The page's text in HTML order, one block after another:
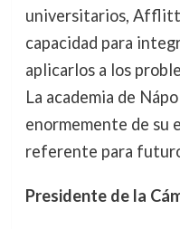
universitarios,
capacidad para
aplicarlos a los
La academia de
enormemente de su
referente para
Presidente de la